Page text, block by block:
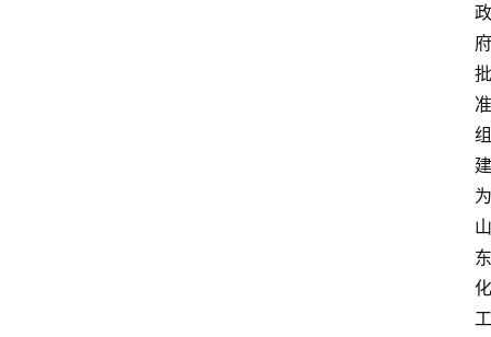
政
府
批
准
组
建
为
山
东
化
工